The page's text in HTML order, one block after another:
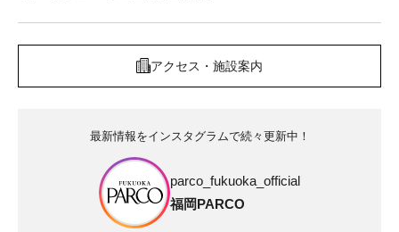
アクセス・施設案内
最新情報をインスタグラムで続々更新中！
parco_fukuoka_official
福岡PARCO